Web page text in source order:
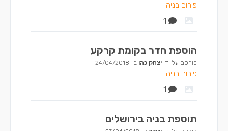
פורום בניה
1
הוספת חדר בקומת קרקע
פורסם על ידי יצחק כהן ב- 24/04/2018
פורום בניה
1
תוספת בניה בירושלים